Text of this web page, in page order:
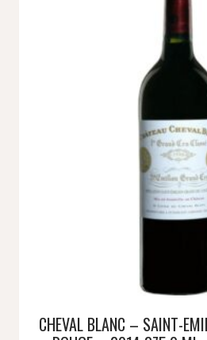
CHEVAL BLANC – SAINT-